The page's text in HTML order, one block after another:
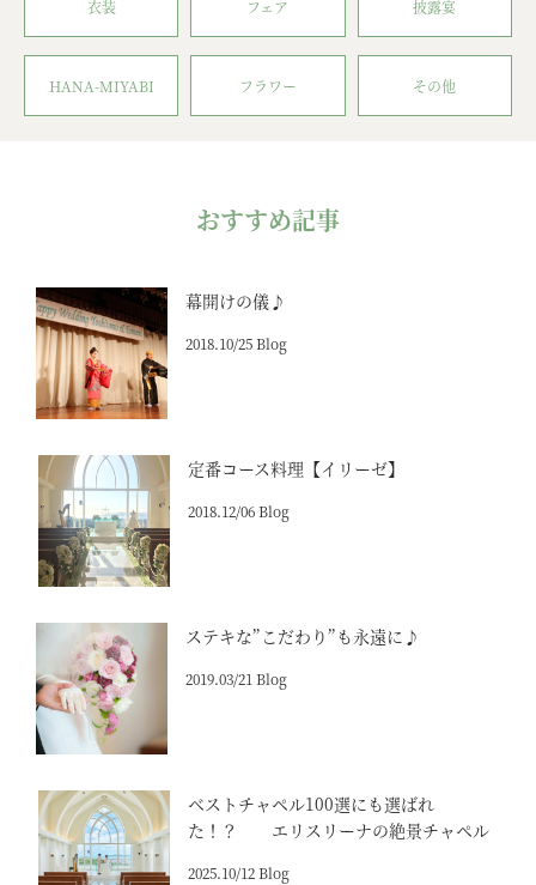
衣装 フェア 披露宴
HANA-MIYABI フラワー その他
おすすめ記事
幕開けの儀♪
2018.10/25 Blog
定番コース料理【イリーゼ】
2018.12/06 Blog
ステキな”こだわり”も永遠に♪
2019.03/21 Blog
ベストチャペル100選にも選ばれ
た！？ エリスリーナの絶景チャペル
2025.10/12 Blog